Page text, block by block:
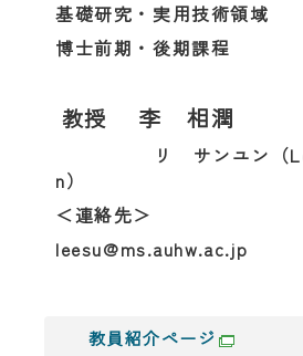
基礎研究・実用技術領域
博士前期・後期課程
教授 李 相潤
リ サンユン（Lee
n）
＜連絡先＞
leesu@ms.auhw.ac.jp
教員紹介ページ